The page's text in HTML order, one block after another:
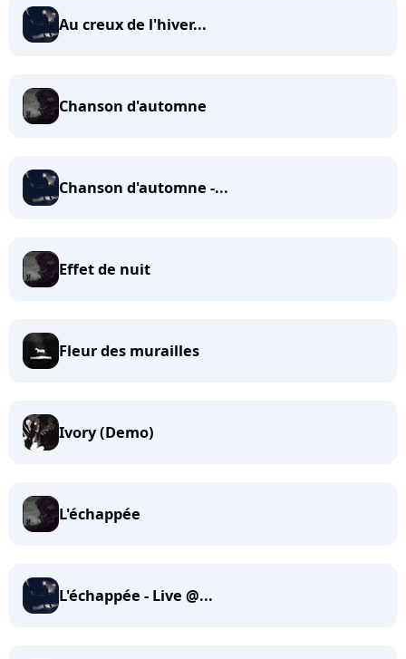
Au creux de l'hiver...
Chanson d'automne
Chanson d'automne -...
Effet de nuit
Fleur des murailles
Ivory (Demo)
L'échappée
L'échappée - Live @...